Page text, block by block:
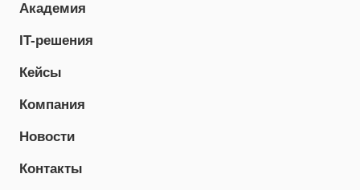
Академия
IT-решения
Кейсы
Компания
Новости
Контакты